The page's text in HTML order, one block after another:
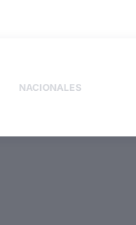
NACIONALES